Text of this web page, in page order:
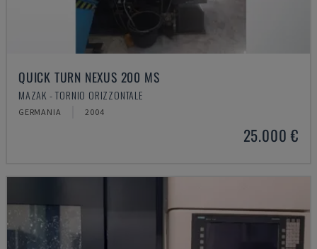
QUICK TURN NEXUS 200 MS
MAZAK - TORNIO ORIZZONTALE
GERMANIA 2004
25.000 €